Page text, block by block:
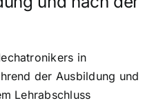
in
der Ausbildung und
Lehrabschluss